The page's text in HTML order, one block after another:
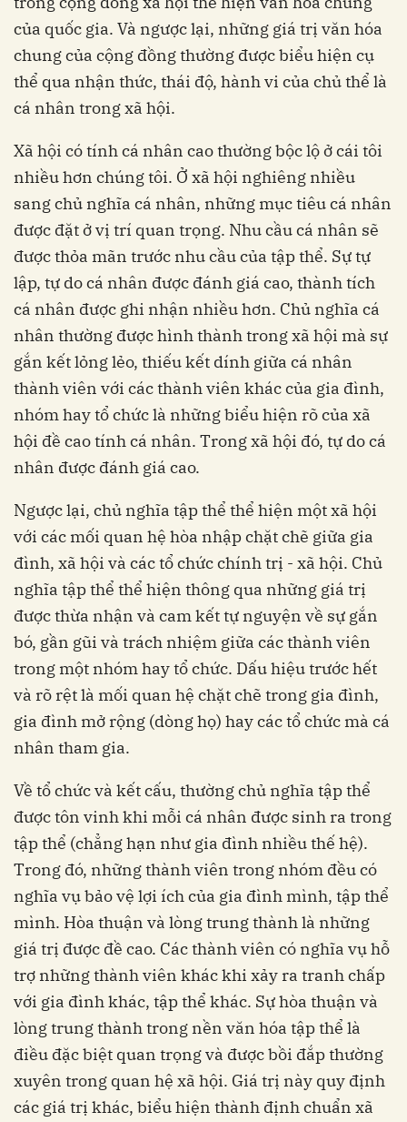
của quốc gia. Và ngược lại, những giá trị văn hóa
chung của cộng đồng thường được biểu hiện cụ
thể qua nhận thức, thái độ, hành vi của chủ thể là
cá nhân trong xã hội.
Xã hội có tính cá nhân cao thường bộc lộ ở cái tôi
nhiều hơn chúng tôi. Ở xã hội nghiêng nhiều
sang chủ nghĩa cá nhân, những mục tiêu cá nhân
được đặt ở vị trí quan trọng. Nhu cầu cá nhân sẽ
được thỏa mãn trước nhu cầu của tập thể. Sự tự
lập, tự do cá nhân được đánh giá cao, thành tích
cá nhân được ghi nhận nhiều hơn. Chủ nghĩa cá
nhân thường được hình thành trong xã hội mà sự
gắn kết lỏng lẻo, thiếu kết dính giữa cá nhân
thành viên với các thành viên khác của gia đình,
nhóm hay tổ chức là những biểu hiện rõ của xã
hội đề cao tính cá nhân. Trong xã hội đó, tự do cá
nhân được đánh giá cao.
Ngược lại, chủ nghĩa tập thể thể hiện một xã hội
với các mối quan hệ hòa nhập chặt chẽ giữa gia
đình, xã hội và các tổ chức chính trị - xã hội. Chủ
nghĩa tập thể thể hiện thông qua những giá trị
được thừa nhận và cam kết tự nguyện về sự gắn
bó, gần gũi và trách nhiệm giữa các thành viên
trong một nhóm hay tổ chức. Dấu hiệu trước hết
và rõ rệt là mối quan hệ chặt chẽ trong gia đình,
gia đình mở rộng (dòng họ) hay các tổ chức mà cá
nhân tham gia.
Về tổ chức và kết cấu, thường chủ nghĩa tập thể
được tôn vinh khi mỗi cá nhân được sinh ra trong
tập thể (chẳng hạn như gia đình nhiều thế hệ).
Trong đó, những thành viên trong nhóm đều có
nghĩa vụ bảo vệ lợi ích của gia đình mình, tập thể
mình. Hòa thuận và lòng trung thành là những
giá trị được đề cao. Các thành viên có nghĩa vụ hỗ
trợ những thành viên khác khi xảy ra tranh chấp
với gia đình khác, tập thể khác. Sự hòa thuận và
lòng trung thành trong nền văn hóa tập thể là
điều đặc biệt quan trọng và được bồi đắp thường
xuyên trong quan hệ xã hội. Giá trị này quy định
các giá trị khác, biểu hiện thành định chuẩn xã